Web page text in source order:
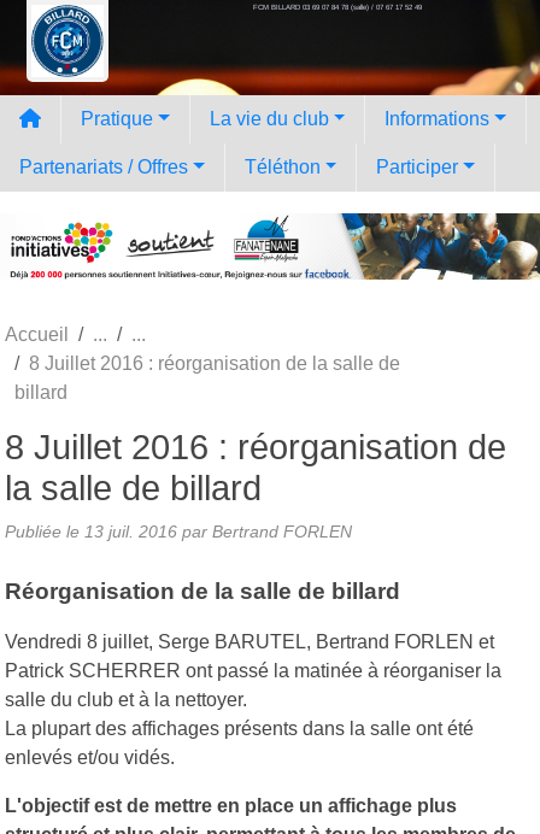
FCM BILLARD 03 69 07 84 78 (salle) / 07 67 17 52 49
Pratique La vie du club Informations
Partenariats / Offres Téléthon Participer
Accueil
8 Juillet 2016 : réorganisation de la salle de
billard
8 Juillet 2016 : réorganisation de
la salle de billard
Publiée le 13 juil. 2016 par Bertrand FORLEN
Réorganisation de la salle de billard
Vendredi 8 juillet, Serge BARUTEL, Bertrand FORLEN et
Patrick SCHERRER ont passé la matinée à réorganiser la
salle du club et à la nettoyer.
La plupart des affichages présents dans la salle ont été
enlevés et/ou vidés.
L'objectif est de mettre en place un affichage plus
Panneau de gestion des cookies